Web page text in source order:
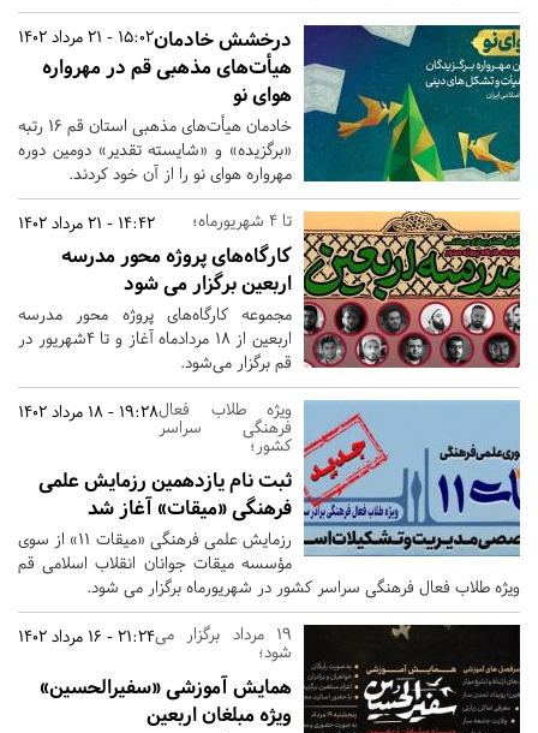
15:02 - 21 مرداد 1402درخشش خادمان
هیأت‌های مذهبی قم در مهرواره
هوای نو
خادمان هیأت‌های مذهبی استان قم 16 رتبه
«برگزیده» و «شایسته تقدیر» دومین دوره
مهرواره هوای نو را از آن خود کردند.
14:42 - 21 مرداد 1402 تا 4 شهریورماه؛
کارگاه‌های پروژه محور مدرسه
اربعین برگزار می شود
مجموعه کارگاه‌های پروژه محور مدرسه
اربعین از ۱۸ مردادماه آغاز و تا ۴شهریور در
قم برگزار می‌شود.
19:28 - 18 مرداد 1402ویژه طلاب فعال
فرهنگی سراسر
کشور؛
ثبت نام یازدهمین رزمایش علمی
فرهنگی «میقات» آغاز شد
رزمایش علمی فرهنگی «میقات 11» از سوی
مؤسسه میقات جوانان انقلاب اسلامی قم
ویژه طلاب فعال فرهنگی سراسر کشور در شهریورماه برگزار می شود.
21:24 - 16 مرداد 140219 مرداد برگزار می
شود؛
همایش آموزشی «سفیرالحسین»
ویژه مبلغان اربعین